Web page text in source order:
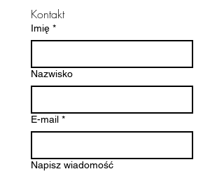
pudełeczka przewiązane
kolorowym kordonkiem - gotowe
✨ wykonane ze sklejki
✨ autorski, zwierzęcy projekt
✨ hipoalergiczne sztyfty ze stali
✨ lekkie i wygodne w noszeniu
Kontakt
Imię *
Nazwisko
E-mail *
Napisz wiadomość